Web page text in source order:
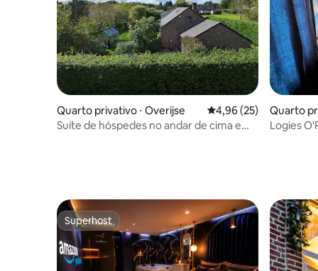
Quarto privativo ⋅ Overijse 4,96 de uma
4,96 (25)
Suíte de hóspedes no andar de cima em
Quarto
Logies
Superhost
Superhost